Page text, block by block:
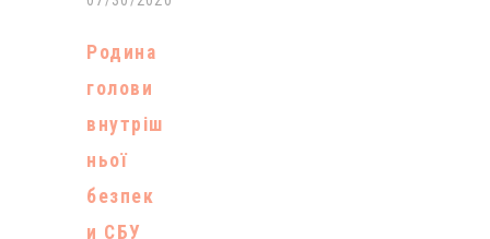
послуг
Родина
голови
внутріш
ньої
безпек
и СБУ